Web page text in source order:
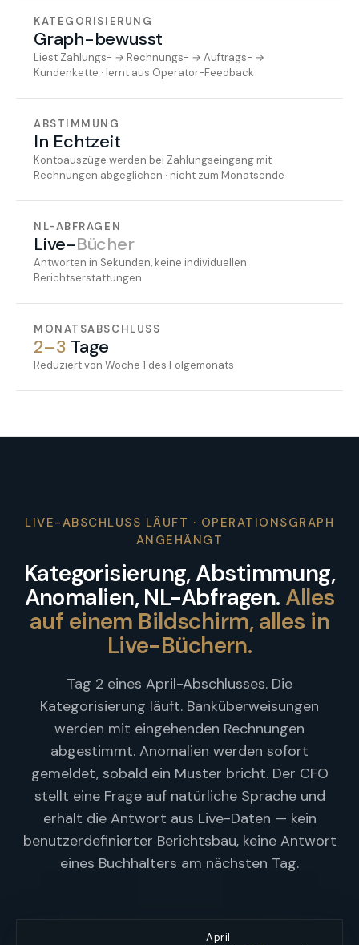
KATEGORISIERUNG
Graph-bewusst
Liest Zahlungs- → Rechnungs- → Auftrags- →
Kundenkette · lernt aus Operator-Feedback
ABSTIMMUNG
In Echtzeit
Kontoauszüge werden bei Zahlungseingang mit
Rechnungen abgeglichen · nicht zum Monatsende
NL-ABFRAGEN
Live-Bücher
Antworten in Sekunden, keine individuellen
Berichtserstattungen
MONATSABSCHLUSS
2–3 Tage
Reduziert von Woche 1 des Folgemonats
LIVE-ABSCHLUSS LÄUFT · OPERATIONSGRAPH
ANGEHÄNGT
Kategorisierung, Abstimmung,
Anomalien, NL-Abfragen. Alles
auf einem Bildschirm, alles in
Live-Büchern.
Tag 2 eines April-Abschlusses. Die
Kategorisierung läuft. Banküberweisungen
werden mit eingehenden Rechnungen
abgestimmt. Anomalien werden sofort
gemeldet, sobald ein Muster bricht. Der CFO
stellt eine Frage auf natürliche Sprache und
erhält die Antwort aus Live-Daten — kein
benutzerdefinierter Berichtsbau, keine Antwort
eines Buchhalters am nächsten Tag.
April